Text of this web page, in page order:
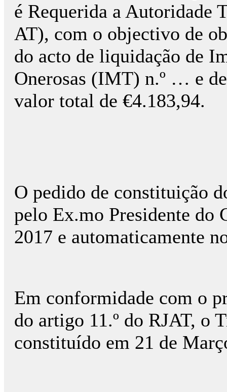
é Requerida a Autoridade
AT), com o objectivo de
do acto de liquidação de
Onerosas (IMT) n.º … e
valor total de €4.183,94.
O pedido de constituição
pelo Ex.mo Presidente do
2017 e automaticamente
Em conformidade com o
do artigo 11.º do RJAT,
constituído em 21 de